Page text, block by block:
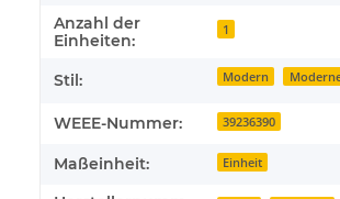
Anzahl der
Einheiten:
1
Stil: Modern
WEEE-Nummer: 39236390
Maßeinheit: Einheit